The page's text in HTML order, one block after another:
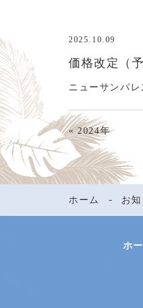
2025.10.09
価格改定（
ニューサンパ
«2024年
ホーム お
ホ